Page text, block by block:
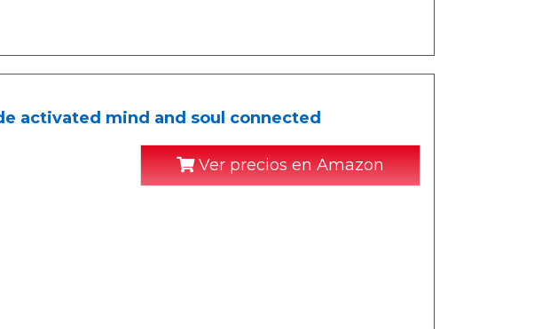
activated mind and soul connected
Ver precios en Amazon